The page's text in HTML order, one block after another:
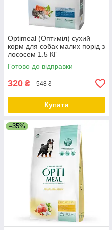
Optimeal (Оптиміл) сухий
корм для собак малих порід з
лососем 1.5 КГ
Готово до відправки
320 ₴ 548 ₴
Купити
–35%